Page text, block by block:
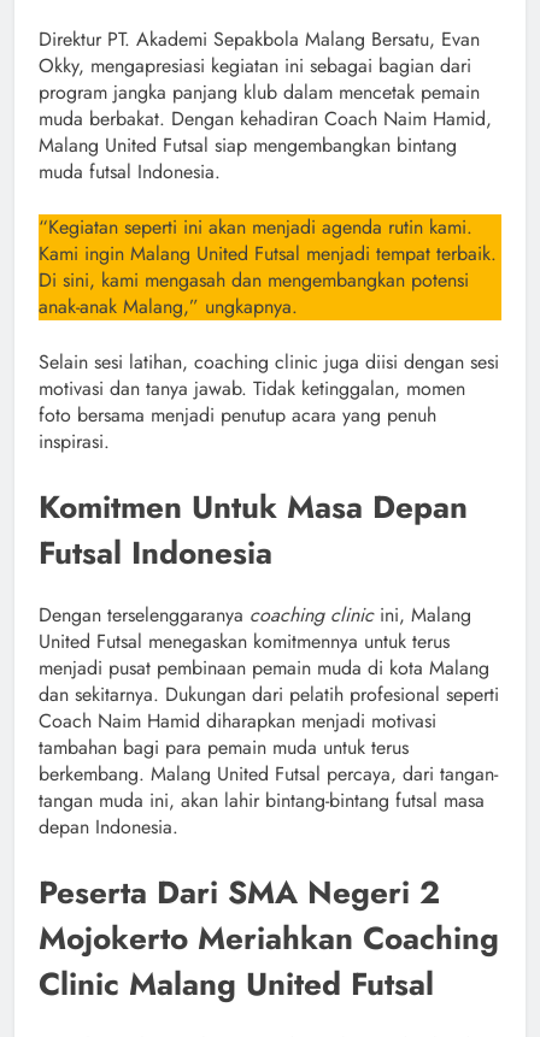
Direktur PT. Akademi Sepakbola Malang Bersatu, Evan
Okky, mengapresiasi kegiatan ini sebagai bagian dari
program jangka panjang klub dalam mencetak pemain
muda berbakat. Dengan kehadiran Coach Naim Hamid,
Malang United Futsal siap mengembangkan bintang
muda futsal Indonesia.
“Kegiatan seperti ini akan menjadi agenda rutin kami.
Kami ingin Malang United Futsal menjadi tempat terbaik.
Di sini, kami mengasah dan mengembangkan potensi
anak-anak Malang,” ungkapnya.
Selain sesi latihan, coaching clinic juga diisi dengan sesi
motivasi dan tanya jawab. Tidak ketinggalan, momen
foto bersama menjadi penutup acara yang penuh
inspirasi.
Komitmen Untuk Masa Depan
Futsal Indonesia
Dengan terselenggaranya coaching clinicini, Malang
United Futsal menegaskan komitmennya untuk terus
menjadi pusat pembinaan pemain muda di kota Malang
dan sekitarnya. Dukungan dari pelatih profesional seperti
Coach Naim Hamid diharapkan menjadi motivasi
tambahan bagi para pemain muda untuk terus
berkembang. Malang United Futsal percaya, dari tangan-
tangan muda ini, akan lahir bintang-bintang futsal masa
depan Indonesia.
Peserta Dari SMA Negeri 2
Mojokerto Meriahkan Coaching
Clinic Malang United Futsal